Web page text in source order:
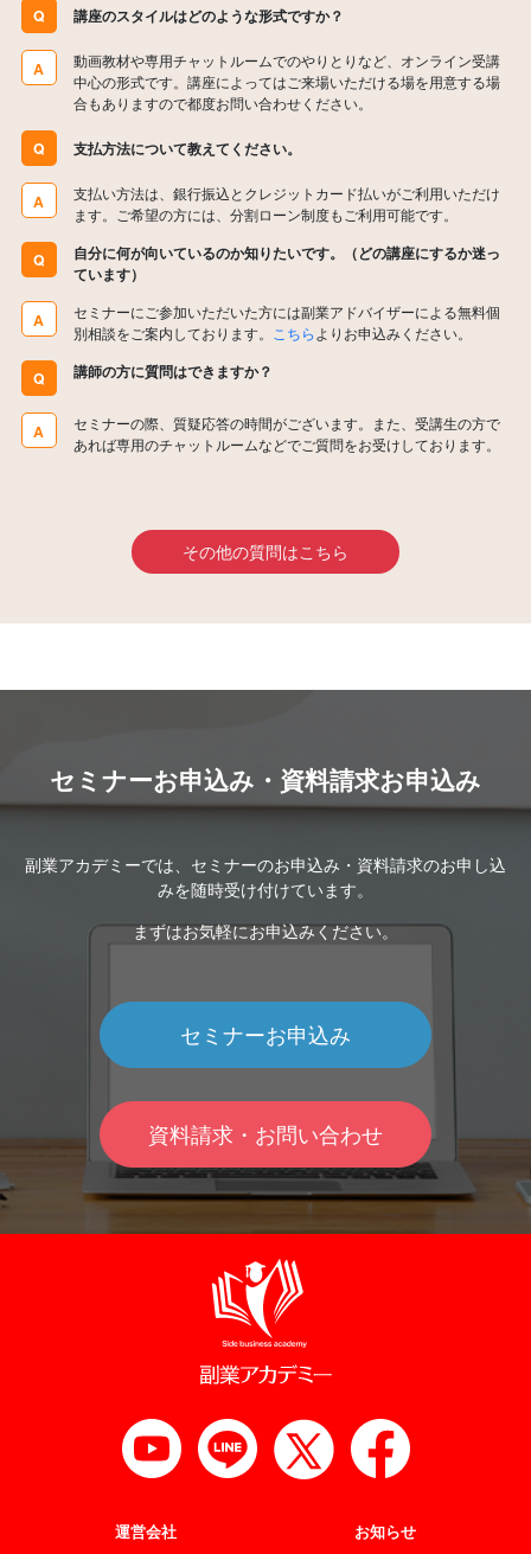
Q 講座のスタイルはどのような形式ですか？
A
動画教材や専用チャットルームでのやりとりなど、オンライン受講
中心の形式です。講座によってはご来場いただける場を用意する場
合もありますので都度お問い合わせください。
Q 支払方法について教えてください。
A
支払い方法は、銀行振込とクレジットカード払いがご利用いただけ
ます。ご希望の方には、分割ローン制度もご利用可能です。
Q
自分に何が向いているのか知りたいです。（どの講座にするか迷っ
ています）
A
セミナーにご参加いただいた方には副業アドバイザーによる無料個
別相談をご案内しております。
こちら よりお申込みください。
Q 講師の方に質問はできますか？
A
セミナーの際、質疑応答の時間がございます。また、受講生の方で
あれば専用のチャットルームなどでご質問をお受けしております。
その他の質問はこちら
セミナーお申込み・資料請求お申込み
副業アカデミーでは、セミナーのお申込み・資料請求のお申し込
みを随時受け付けています。
まずはお気軽にお申込みください。
セミナーお申込み
資料請求・お問い合わせ
運営会社 お知らせ